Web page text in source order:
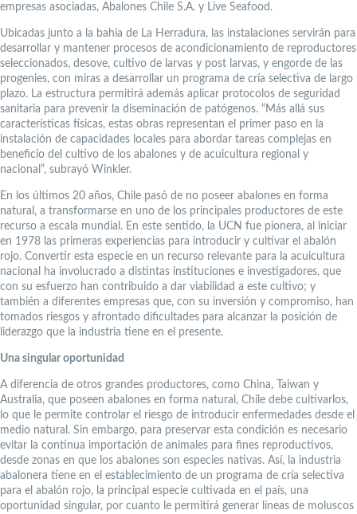
empresas asociadas, Abalones Chile S.A. y Live Seafood.
Ubicadas junto a la bahía de La Herradura, las instalaciones servirán para
desarrollar y mantener procesos de acondicionamiento de reproductores
seleccionados, desove, cultivo de larvas y post larvas, y engorde de las
progenies, con miras a desarrollar un programa de cría selectiva de largo
plazo. La estructura permitirá además aplicar protocolos de seguridad
sanitaria para prevenir la diseminación de patógenos. “Más allá sus
características físicas, estas obras representan el primer paso en la
instalación de capacidades locales para abordar tareas complejas en
beneficio del cultivo de los abalones y de acuicultura regional y
nacional”, subrayó Winkler.
En los últimos 20 años, Chile pasó de no poseer abalones en forma
natural, a transformarse en uno de los principales productores de este
recurso a escala mundial. En este sentido, la UCN fue pionera, al iniciar
en 1978 las primeras experiencias para introducir y cultivar el abalón
rojo. Convertir esta especie en un recurso relevante para la acuicultura
nacional ha involucrado a distintas instituciones e investigadores, que
con su esfuerzo han contribuido a dar viabilidad a este cultivo; y
también a diferentes empresas que, con su inversión y compromiso, han
tomados riesgos y afrontado dificultades para alcanzar la posición de
liderazgo que la industria tiene en el presente.
Una singular oportunidad
A diferencia de otros grandes productores, como China, Taiwan y
Australia, que poseen abalones en forma natural, Chile debe cultivarlos,
lo que le permite controlar el riesgo de introducir enfermedades desde el
medio natural. Sin embargo, para preservar esta condición es necesario
evitar la continua importación de animales para fines reproductivos,
desde zonas en que los abalones son especies nativas. Así, la industria
abalonera tiene en el establecimiento de un programa de cría selectiva
para el abalón rojo, la principal especie cultivada en el país, una
oportunidad singular, por cuanto le permitirá generar líneas de moluscos